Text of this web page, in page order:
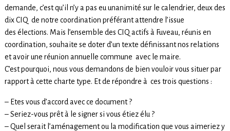
demande, c’est qu’il n’y a pas eu unanimité sur le calendrier, deux des
dix CIQ de notre coordination préférant attendre l’issue
des élections. Mais l’ensemble des CIQ actifs à Fuveau, réunis en
coordination, souhaite se doter d’un texte définissant nos relations
et avoir une réunion annuelle commune avec le maire.
C’est pourquoi, nous vous demandons de bien vouloir vous situer par
rapport à cette charte type. Et de répondre à ces trois questions :
– Etes vous d’accord avec ce document ?
– Seriez-vous prêt à le signer si vous étiez élu ?
– Quel serait l’aménagement ou la modification que vous aimeriez y